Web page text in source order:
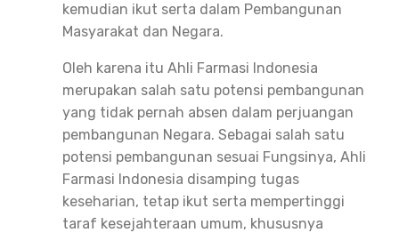
kemudian ikut serta dalam Pembangunan
Masyarakat dan Negara.
Oleh karena itu Ahli Farmasi Indonesia
merupakan salah satu potensi pembangunan
yang tidak pernah absen dalam perjuangan
pembangunan Negara. Sebagai salah satu
potensi pembangunan sesuai Fungsinya, Ahli
Farmasi Indonesia disamping tugas
keseharian, tetap ikut serta mempertinggi
taraf kesejahteraan umum, khususnya